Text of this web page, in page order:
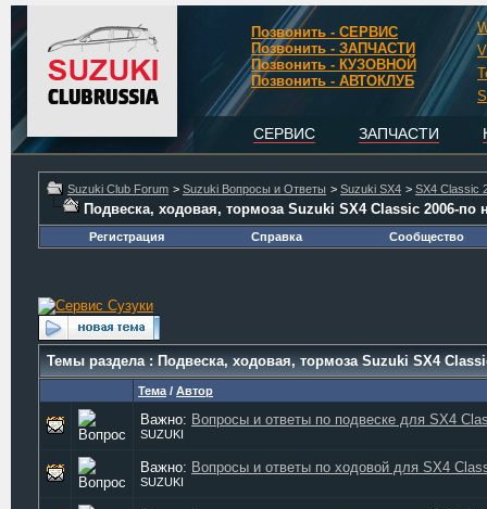
Позвонить - СЕРВИС
Позвонить - ЗАПЧАСТИ
Позвонить - КУЗОВНОЙ
Позвонить - АВТОКЛУБ
СЕРВИС ЗАПЧАСТИ
Suzuki Club Forum > Suzuki Вопросы и Ответы > Suzuki SX4 > SX4 Classic
Подвеска, ходовая, тормоза Suzuki SX4 Classic 2006-по
Регистрация Справка Сообщество
Темы раздела: Подвеска, ходовая, тормоза Suzuki SX4
Тема / Автор
Важно: Вопросы и ответы по подвеске для SX4
SUZUKI
Важно: Вопросы и ответы по ходовой для SX4
SUZUKI